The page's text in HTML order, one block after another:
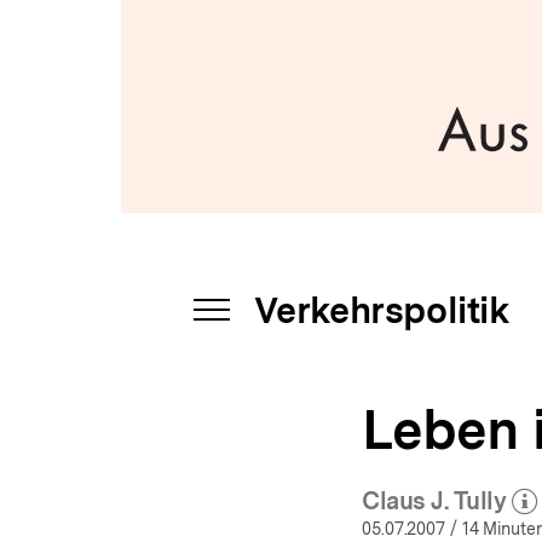
INHALTSNAVIGATION
Verkehrspolitik
Leben
Claus J. Tully
(Mehr
05.07.2007 / 14